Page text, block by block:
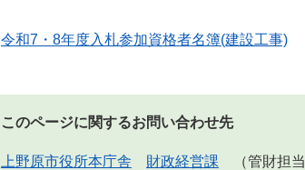
令和7・8年度入札参加資格者名簿(建設工事)
このページに関するお問い合わせ先
上野原市役所本庁舎 財政経営課
管財担当